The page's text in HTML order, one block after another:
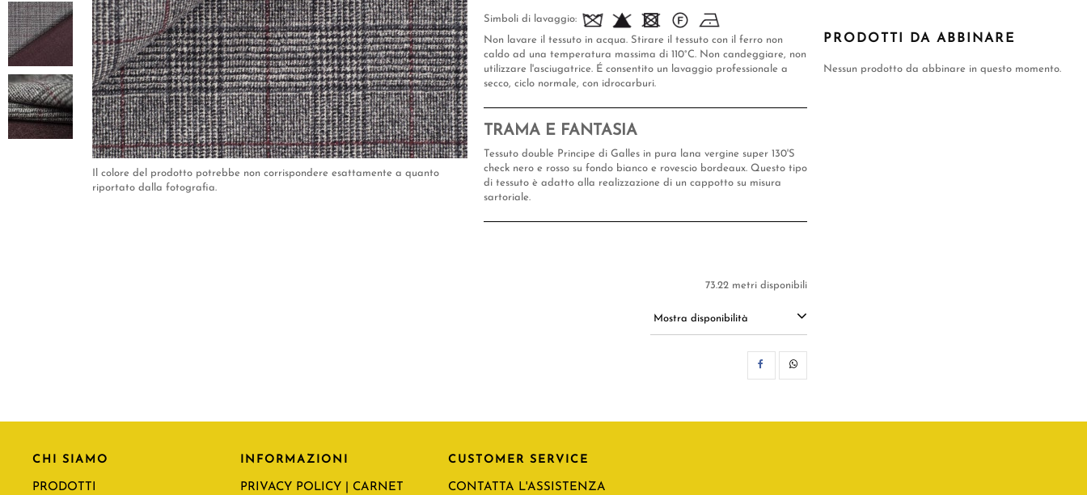
Il colore del prodotto potrebbe non corrispondere esattamente a quanto
riportato dalla fotografia.
Simboli di lavaggio:
Non lavare il tessuto in acqua. Stirare il tessuto con il ferro non
caldo ad una temperatura massima di 110°C. Non candeggiare, non
utilizzare l'asciugatrice. É consentito un lavaggio professionale a
secco, ciclo normale, con idrocarburi.
TRAMA E FANTASIA
Tessuto double Principe di Galles in pura lana vergine super 130'S
check nero e rosso su fondo bianco e rovescio bordeaux. Questo tipo
di tessuto è adatto alla realizzazione di un cappotto su misura
sartoriale.
73.22 metri disponibili
Mostra disponibilità
CONDIVIDI
PRODOTTI DA ABBINARE
Nessun prodotto da abbinare in questo momento.
CHI SIAMO
PRODOTTI
INFORMAZIONI
PRIVACY POLICY | CARNET
CUSTOMER SERVICE
CONTATTA L'ASSISTENZA